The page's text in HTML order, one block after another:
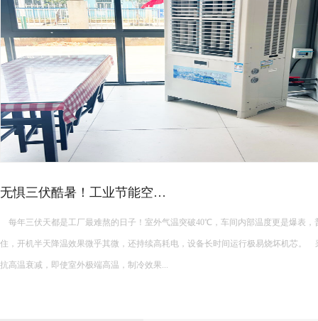
蒸发冷省电空调主要几个地方…
蒸发冷省电空调主要几个地方在用电 蒸发冷省电空调主要在以下几个地方通过节约电能来降低能耗： 高效蒸
发冷却技术：蒸发冷省电空调采用蒸发冷却原理，利用水蒸发时的吸热效应来降低
式相较于传统的压缩制冷技术，能够大大减少...